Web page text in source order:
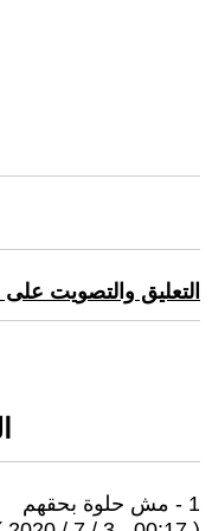
التعليق والتصويت
1 - مش حلوة بحقهم